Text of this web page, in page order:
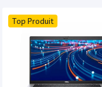
Top Produit